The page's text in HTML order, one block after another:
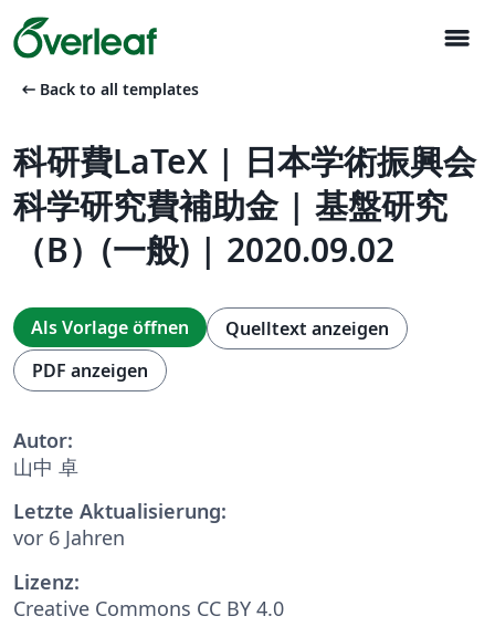
menu
arrow_left_alt Back to all templates
科研費LaTeX | 日本学術振興会
科学研究費補助金 | 基盤研究
（B）(一般) | 2020.09.02
Als Vorlage öffnen
Quelltext anzeigen
PDF anzeigen
Autor:
山中 卓
Letzte Aktualisierung:
vor 6 Jahren
Lizenz:
Creative Commons CC BY 4.0